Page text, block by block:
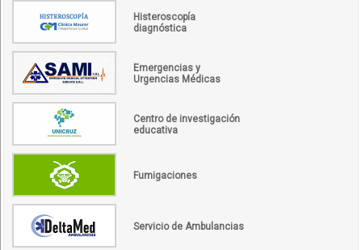
Histeroscopía
diagnóstica
Emergencias y
Urgencias Médicas
Centro de investigación
educativa
Fumigaciones
Servicio de Ambulancias